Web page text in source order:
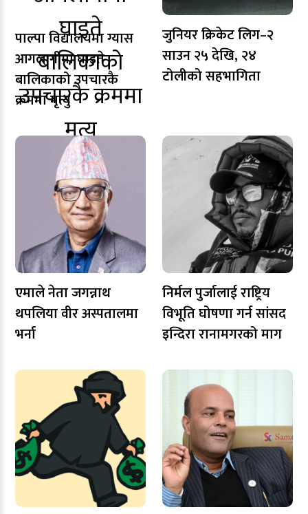
पाल्पा विद्यालयमा ग्यास
आगलागीमा घाइते
बालिकाको उपचारकै
क्रममा मृत्यु
जुनियर क्रिकेट लिग–२
साउन २५ देखि, २४
टोलीको सहभागिता
एमाले नेता जगन्नाथ
थपलिया वीर अस्पतालमा
भर्ना
निर्मल पुर्जालाई राष्ट्रिय
विभूति घोषणा गर्न सांसद
इन्दिरा रानामगरको माग